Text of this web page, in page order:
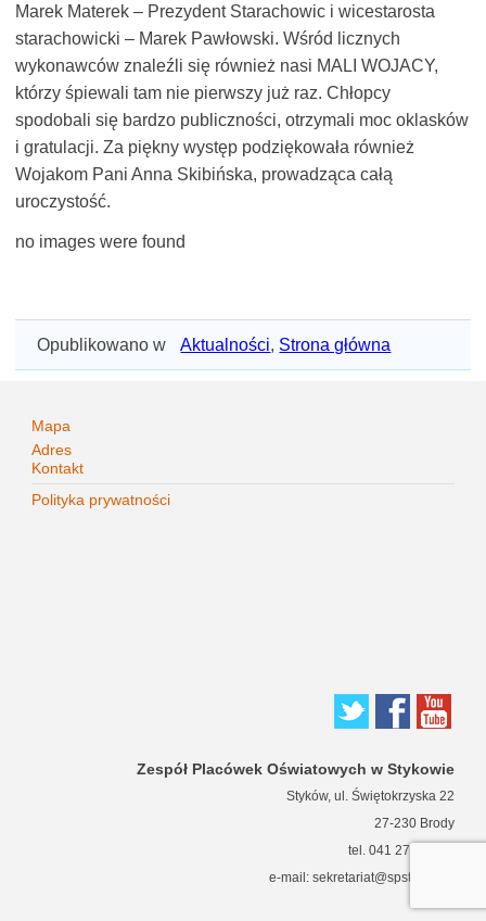
Marek Materek – Prezydent Starachowic i wicestarosta
starachowicki – Marek Pawłowski. Wśród licznych
wykonawców znaleźli się również nasi MALI WOJACY,
którzy śpiewali tam nie pierwszy już raz. Chłopcy
spodobali się bardzo publiczności, otrzymali moc oklasków
i gratulacji. Za piękny występ podziękowała również
Wojakom Pani Anna Skibińska, prowadząca całą
uroczystość.
no images were found
Opublikowano w Aktualności, Strona główna
Mapa
Adres
Kontakt
Polityka prywatności
Zespół Placówek Oświatowych w Stykowie
Styków, ul. Świętokrzyska 22
27-230 Brody
tel. 041 271 63 66
e-mail: sekretariat@spstykow.pl